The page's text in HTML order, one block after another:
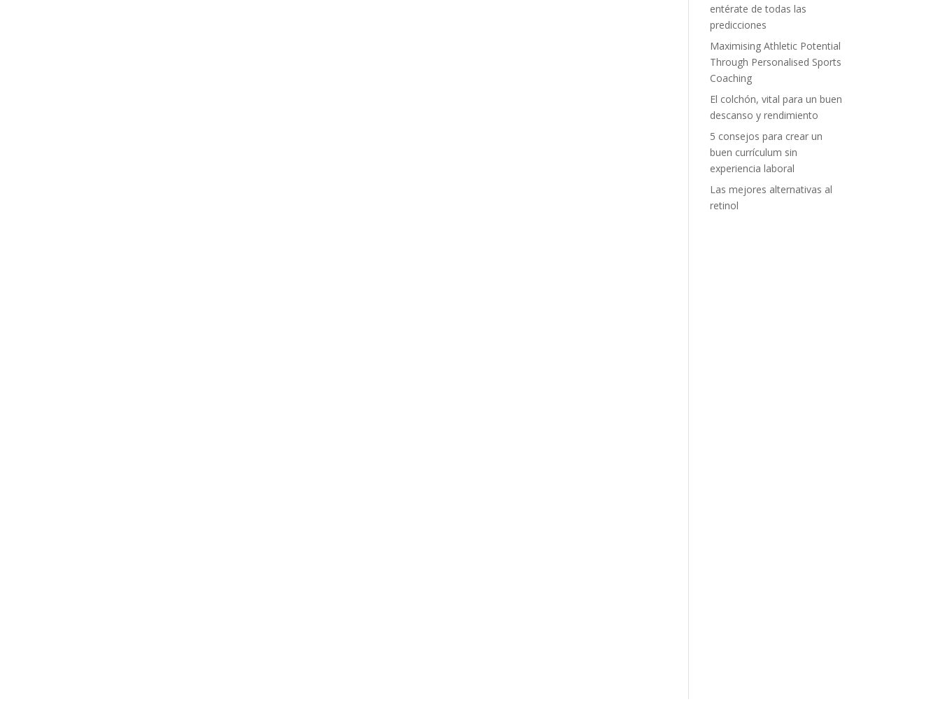
entérate de todas las
predicciones
Maximising Athletic Potential
Through Personalised Sports
Coaching
El colchón, vital para un buen
descanso y rendimiento
5 consejos para crear un
buen currículum sin
experiencia laboral
Las mejores alternativas al
retinol